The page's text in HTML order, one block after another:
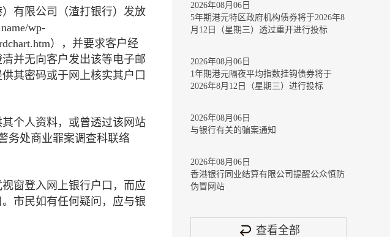
有限公司（渣打银行）发放
wp-
），并要求客户经
并无向客户发出该等电子邮
其密码或于网上核实其户口
个人资料，或曾透过该网站
务处商业罪案调查科联络
窗登入网上银行户口，而应
市民如有任何疑问，应与银
2026年08月06日
5年期港元特区政府机构债券将于2026年8
月12日（星期三）透过重开进行投标
2026年08月06日
1年期港元隔夜平均指数挂钩债券将于
2026年8月12日（星期三）进行投标
2026年08月06日
与银行有关的骗案通知
2026年08月06日
香港银行同业结算有限公司提醒公众慎防
伪冒网站
查看全部